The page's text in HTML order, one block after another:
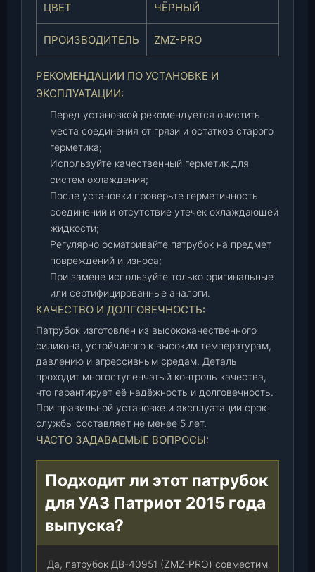
П
и
9
-
1
3
0
ЦВЕТ ЧЁРНЫЙ
ПРОИЗВОДИТЕЛЬ ZMZ-PRO
РЕКОМЕНДАЦИИ ПО УСТАНОВКЕ И
ЭКСПЛУАТАЦИИ:
Перед установкой рекомендуется очистить
места соединения от грязи и остатков старого
герметика;
Используйте качественный герметик для
систем охлаждения;
После установки проверьте герметичность
соединений и отсутствие утечек охлаждающей
жидкости;
Регулярно осматривайте патрубок на предмет
повреждений и износа;
При замене используйте только оригинальные
или сертифицированные аналоги.
КАЧЕСТВО И ДОЛГОВЕЧНОСТЬ:
Патрубок изготовлен из высококачественного
силикона, устойчивого к высоким температурам,
давлению и агрессивным средам. Деталь
проходит многоступенчатый контроль качества,
что гарантирует её надёжность и долговечность.
При правильной установке и эксплуатации срок
службы составляет не менее 5 лет.
ЧАСТО ЗАДАВАЕМЫЕ ВОПРОСЫ:
Подходит ли этот патрубок
для УАЗ Патриот 2015 года
выпуска?
Да, патрубок ДВ-40951 (ZMZ-PRO) совместим